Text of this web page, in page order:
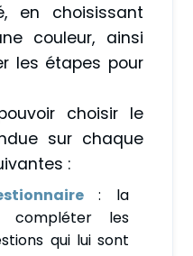
en choisissant
couleur, ainsi
les étapes pour
choisir le
sur chaque
:
: la
compléter les
qui lui sont